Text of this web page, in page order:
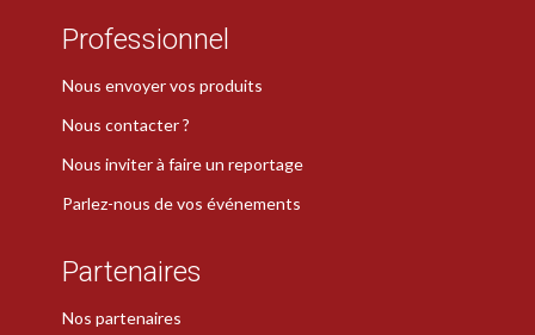
Professionnel
Nous envoyer vos produits
Nous contacter ?
Nous inviter à faire un reportage
Parlez-nous de vos événements
Partenaires
Nos partenaires